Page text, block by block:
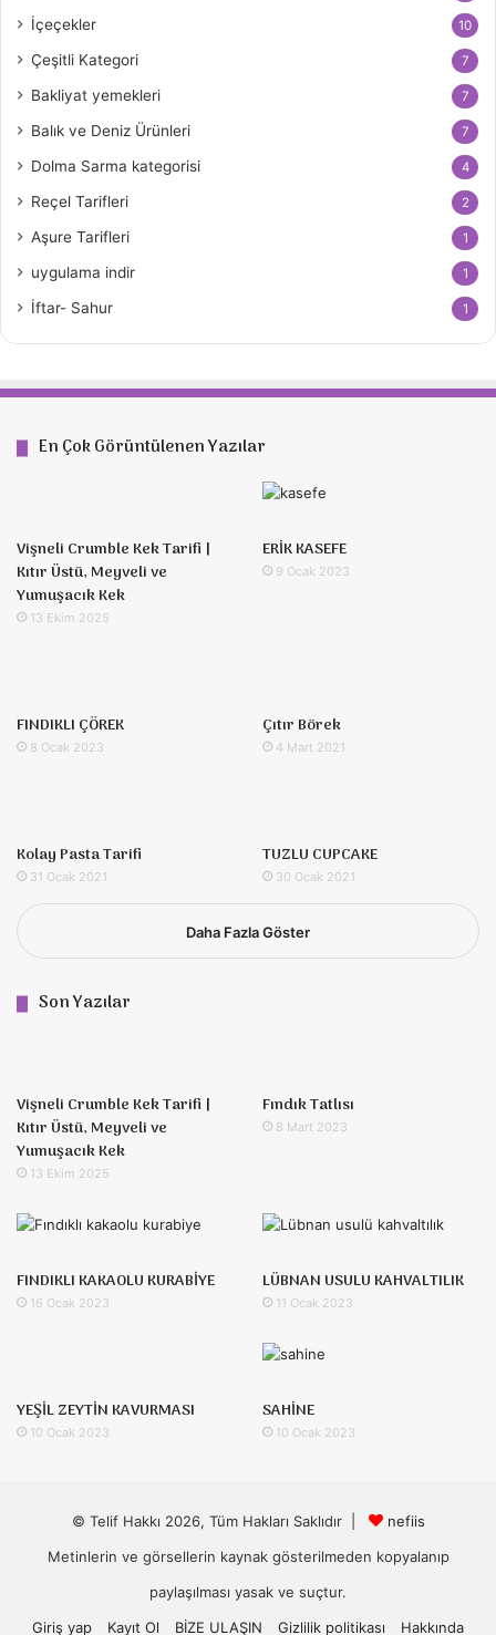
İçeçekler 10
Çeşitli Kategori 7
Bakliyat yemekleri 7
Balık ve Deniz Ürünleri 7
Dolma Sarma kategorisi 4
Reçel Tarifleri 2
Aşure Tarifleri 1
uygulama indir 1
İftar- Sahur 1
En Çok Görüntülenen Yazılar
Vişneli Crumble Kek Tarifi |
Kıtır Üstü, Meyveli ve
Yumuşacık Kek
13 Ekim 2025
ERİK KASEFE
9 Ocak 2023
FINDIKLI ÇÖREK
8 Ocak 2023
Çıtır Börek
4 Mart 2021
Kolay Pasta Tarifi
31 Ocak 2021
TUZLU CUPCAKE
30 Ocak 2021
Daha Fazla Göster
Son Yazılar
Vişneli Crumble Kek Tarifi |
Kıtır Üstü, Meyveli ve
Yumuşacık Kek
13 Ekim 2025
Fındık Tatlısı
8 Mart 2023
FINDIKLI KAKAOLU KURABİYE
16 Ocak 2023
LÜBNAN USULU KAHVALTILIK
11 Ocak 2023
YEŞİL ZEYTİN KAVURMASI
10 Ocak 2023
SAHİNE
10 Ocak 2023
© Telif Hakkı 2026, Tüm Hakları Saklıdır |
nefiis
Metinlerin ve görsellerin kaynak gösterilmeden kopyalanıp
paylaşılması yasak ve suçtur.
Giriş yap
Kayıt Ol BİZE ULAŞIN Gizlilik politikası Hakkında